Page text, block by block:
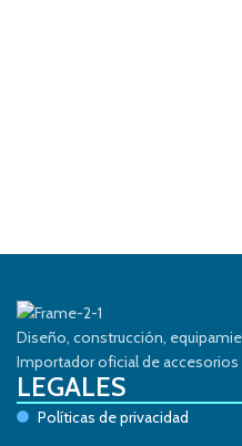
Diseño, construcción,
Importador oficial de
LEGALES
Políticas de privacidad